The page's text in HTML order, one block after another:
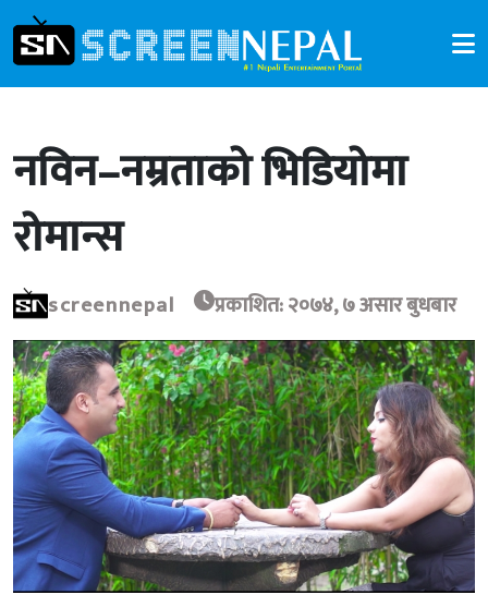
नविन–नम्रताको भिडियोमा
रोमान्स
screennepal प्रकाशित: २०७४, ७ असार बुधबार